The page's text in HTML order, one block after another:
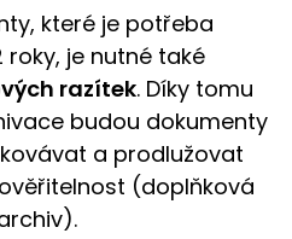
které je potřeba
je nutné také
razítek. Díky tomu
budou dokumenty
a prodlužovat
(doplňková